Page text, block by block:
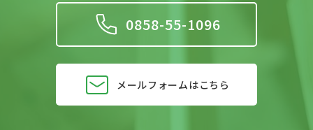
0858-55-1096
メールフォームはこちら